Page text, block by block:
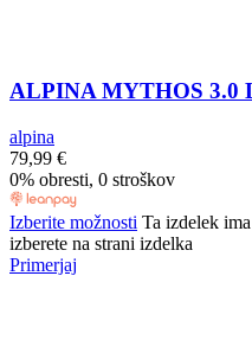
ALPINA MYTHOS 3.0
alpina
79,99 €
0% obresti, 0 stroškov
Izberite možnosti Ta izdelek
izberete na strani izdelka
Primerjaj